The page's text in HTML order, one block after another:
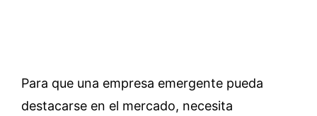
Para que una empresa emergente pueda
destacarse en el mercado, necesita